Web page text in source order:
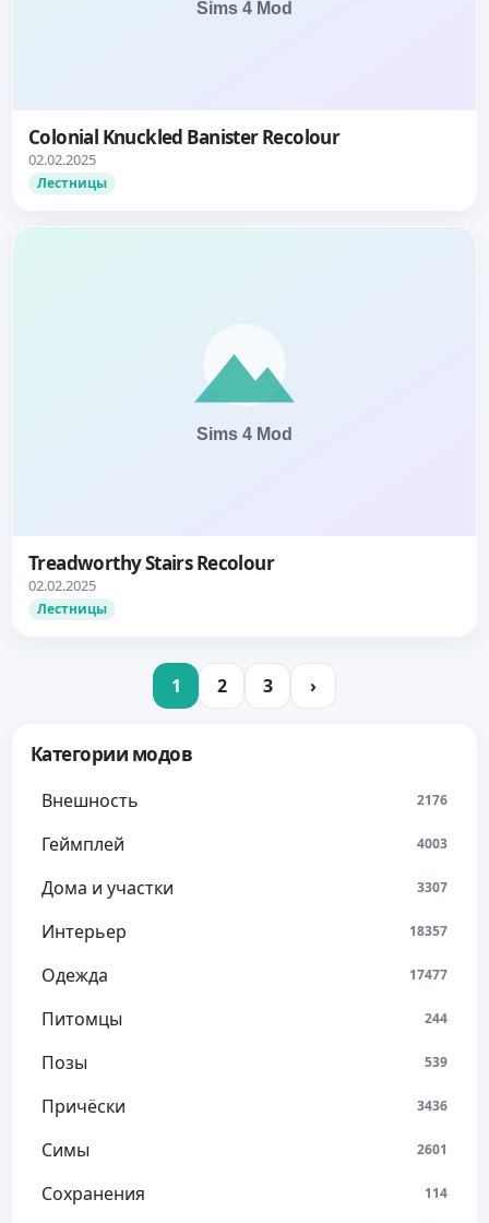
Категории модов
Внешность 2176
Геймплей 4003
Дома и участки 3307
Интерьер 18357
Одежда 17477
Питомцы 244
Позы 539
Причёски 3436
Симы 2601
Сохранения 114
Colonial Knuckled Banister Recolour
02.02.2025
Лестницы
Treadworthy Stairs Recolour
02.02.2025
Лестницы
1 2 3 ›